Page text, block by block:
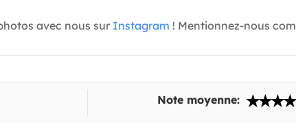
avec nous sur Instagram ! Mentionnez-nous
Note moyenne: